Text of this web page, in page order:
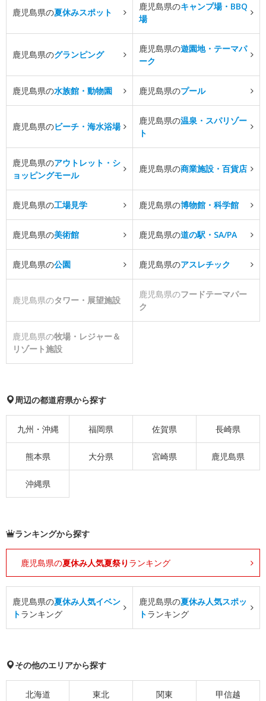
鹿児島県の夏休みスポット
鹿児島県のキャンプ場・BBQ
場
鹿児島県のグランピング
鹿児島県の遊園地・テーマパ
ーク
鹿児島県の水族館・動物園 鹿児島県のプール
鹿児島県のビーチ・海水浴場
鹿児島県の温泉・スパリゾー
ト
鹿児島県のアウトレット・シ
ョッピングモール
鹿児島県の商業施設・百貨店
鹿児島県の工場見学 鹿児島県の博物館・科学館
鹿児島県の美術館 鹿児島県の道の駅・SA/PA
鹿児島県の公園 鹿児島県のアスレチック
鹿児島県のタワー・展望施設
鹿児島県のフードテーマパー
ク
鹿児島県の牧場・レジャー＆
リゾート施設
周辺の都道府県から探す
九州・沖縄 福岡県 佐賀県 長崎県
熊本県 大分県 宮崎県 鹿児島県
沖縄県
ランキングから探す
鹿児島県の夏休み人気夏祭り ランキング
鹿児島県の夏休み人気イベン
トランキング
鹿児島県の夏休み人気スポッ
トランキング
その他のエリアから探す
北海道 東北 関東 甲信越